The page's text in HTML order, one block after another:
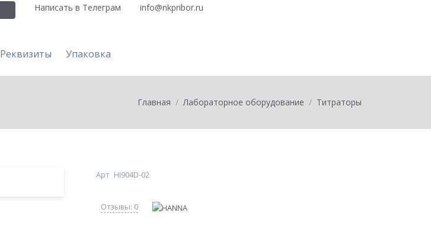
Написать в Телеграм
info@nkpribor.ru
Реквизиты Упаковка
Главная Лабораторное оборудование Титраторы
Арт HI904D-02
Отзывы: 0